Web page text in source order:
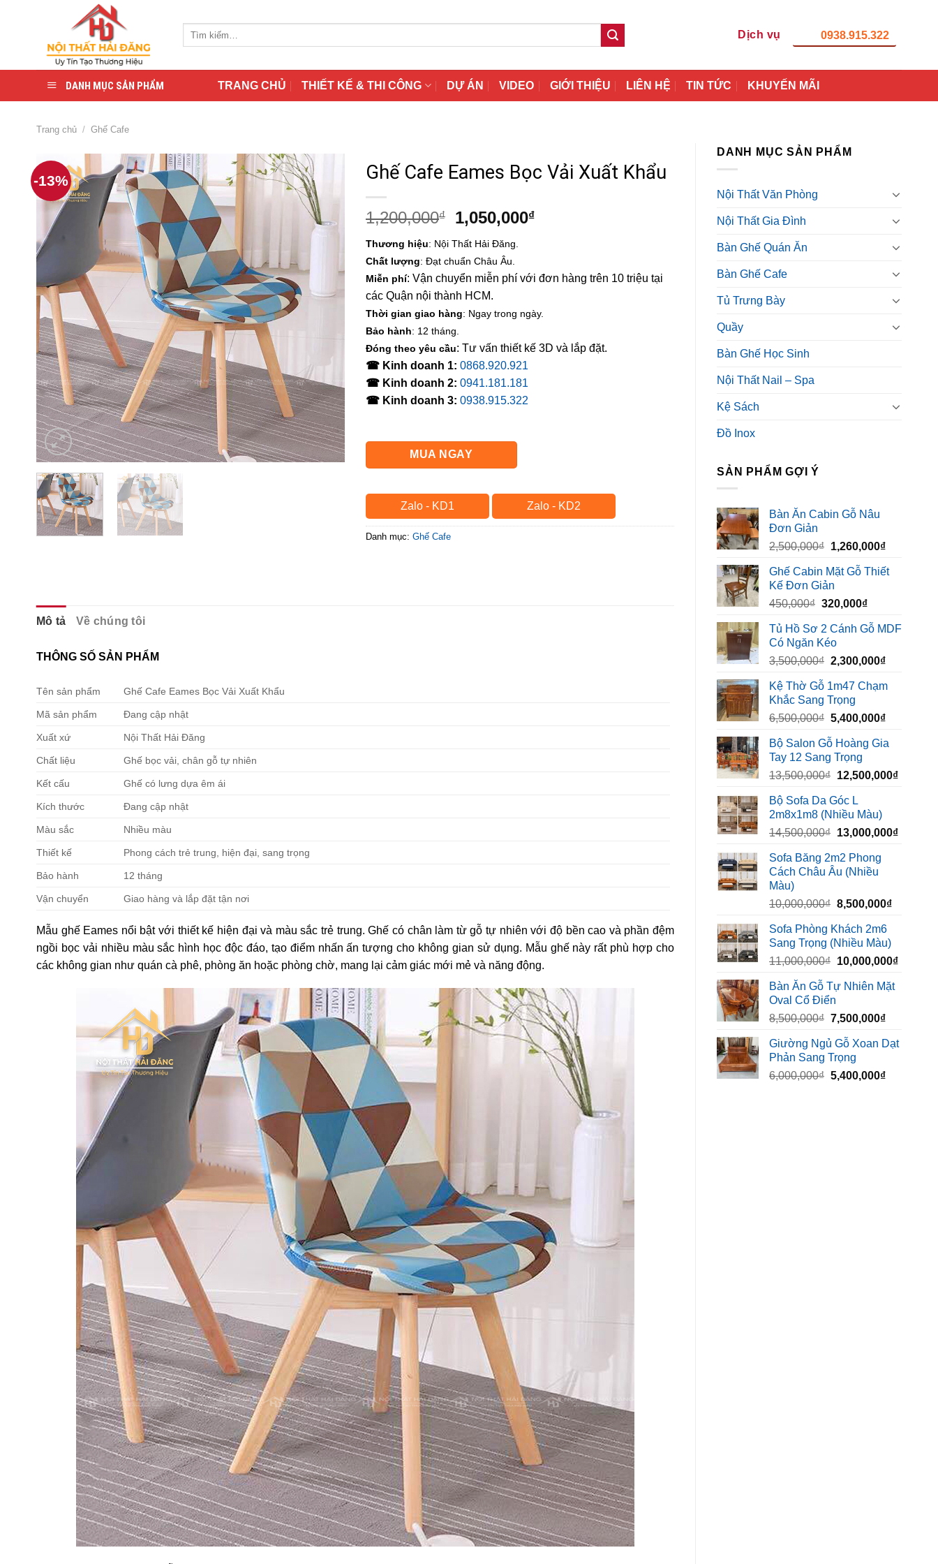
Dịch vụ 0938.915.322
DANH MỤC SẢN PHẨM TRANG CHỦ THIẾT KẾ & THI CÔNG DỰ ÁN VIDEO GIỚI THIỆU LIÊN HỆ TIN TỨC KHUYẾN MÃI
Trang chủ / Ghế Cafe
DANH MỤC SẢN PHẨM
Nội Thất Văn Phòng
Nội Thất Gia Đình
Bàn Ghế Quán Ăn
Bàn Ghế Cafe
Tủ Trưng Bày
Quầy
Bàn Ghế Học Sinh
Nội Thất Nail – Spa
Kệ Sách
Đồ Inox
SẢN PHẨM GỢI Ý
Bàn Ăn Cabin Gỗ Nâu
Đơn Giản
2,500,000₫ Giá
là:
2,500,000₫.
1,260,000₫Giá
tại
Ghế Cabin Mặt Gỗ Thiết
Kế Đơn Giản
450,000₫ Giá
là:
450,000₫.
320,000₫Giá
tại
320,000₫.
Tủ Hồ Sơ 2 Cánh Gỗ MDF
Có Ngăn Kéo
3,500,000₫ Giá
là:
3,500,000₫.
2,300,000₫Giá
tại
Kệ Thờ Gỗ 1m47 Chạm
Khắc Sang Trọng
6,500,000₫ Giá
là:
6,500,000₫.
5,400,000₫Giá
tại
Bộ Salon Gỗ Hoàng Gia
Tay 12 Sang Trọng
13,500,000₫ Giá
là:
13,500,000₫.
12,500,000₫Giá
Bộ Sofa Da Góc L
2m8x1m8 (Nhiều Màu)
14,500,000₫ Giá
là:
14,500,000₫.
13,000,000₫Giá
Sofa Băng 2m2 Phong
Cách Châu Âu (Nhiều
Màu)
10,000,000₫ Giá
là:
10,000,000₫.
8,500,000₫Giá
là:
Sofa Phòng Khách 2m6
Sang Trọng (Nhiều Màu)
11,000,000₫ Giá
là:
10,000,000₫Giá
Bàn Ăn Gỗ Tự Nhiên Mặt
Oval Cổ Điển
8,500,000₫ Giá
là:
8,500,000₫.
7,500,000₫Giá
tại
Giường Ngủ Gỗ Xoan Dạt
Phản Sang Trọng
6,000,000₫ Giá
5,400,000₫Giá
-13% Ghế Cafe Eames Bọc Vải Xuất Khẩu
1,200,000₫
Giá
là:
1,200,000₫.
1,050,000₫Giá
1,050,000₫.
Thương hiệu: Nội Thất Hải Đăng.
Chất lượng: Đạt chuẩn Châu Âu.
Miễn phí: Vận chuyển miễn phí với đơn hàng trên 10 triệu tại
các Quận nội thành HCM.
Thời gian giao hàng: Ngay trong ngày.
Bảo hành: 12 tháng.
Đóng theo yêu cầu: Tư vấn thiết kế 3D và lắp đặt.
☎ Kinh doanh 1: 0868.920.921
☎ Kinh doanh 2: 0941.181.181
☎ Kinh doanh 3: 0938.915.322
MUA NGAY
Zalo - KD1 Zalo - KD2
Danh mục: Ghế Cafe
Mô tả Về chúng tôi
THÔNG SỐ SẢN PHẨM
Tên sản phẩm Ghế Cafe Eames Bọc Vải Xuất Khẩu
Mã sản phẩm Đang cập nhật
Xuất xứ Nội Thất Hải Đăng
Chất liệu Ghế bọc vải, chân gỗ tự nhiên
Kết cấu Ghế có lưng dựa êm ái
Kích thước Đang cập nhật
Màu sắc Nhiều màu
Thiết kế Phong cách trẻ trung, hiện đại, sang trọng
Bảo hành 12 tháng
Vận chuyển Giao hàng và lắp đặt tận nơi
Mẫu ghế Eames nổi bật với thiết kế hiện đại và màu sắc trẻ trung. Ghế có chân làm từ gỗ tự nhiên với độ bền cao và phần đệm
ngồi bọc vải nhiều màu sắc hình học độc đáo, tạo điểm nhấn ấn tượng cho không gian sử dụng. Mẫu ghế này rất phù hợp cho
các không gian như quán cà phê, phòng ăn hoặc phòng chờ, mang lại cảm giác mới mẻ và năng động.